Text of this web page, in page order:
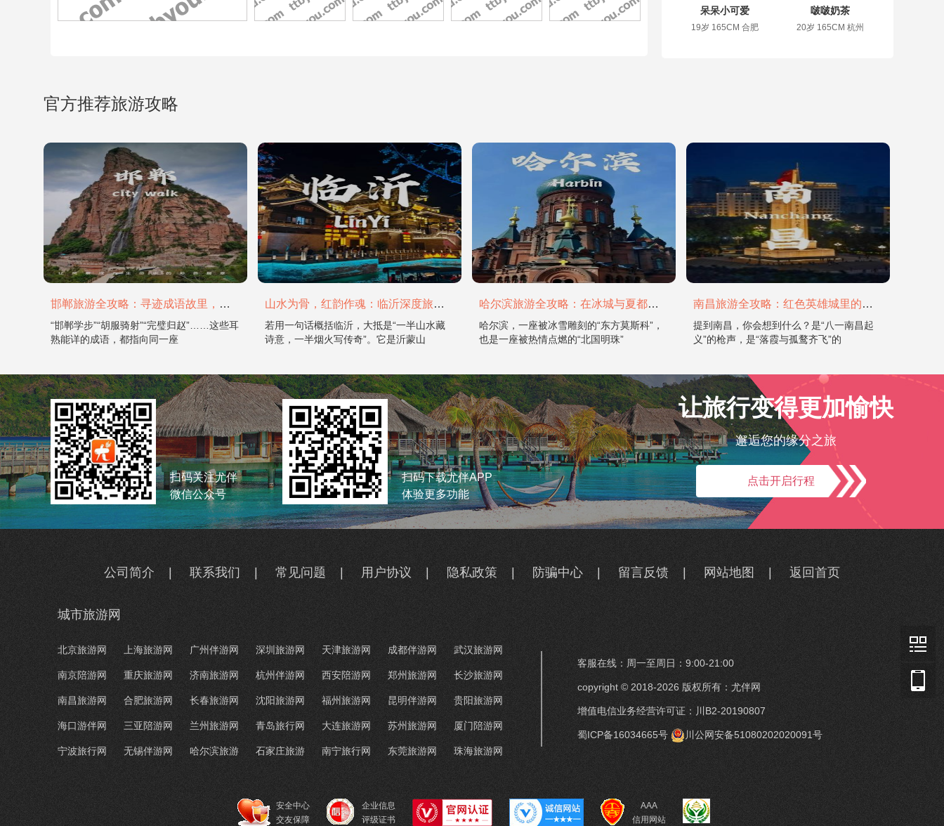
呆呆小可爱
19岁 165CM 合肥
啵啵奶茶
20岁 165CM 杭州
官方推荐旅游攻略
邯郸旅游全攻略：寻迹成语故里，邂逅太行古韵
“邯郸学步”“胡服骑射”“完璧归赵”……这些耳
熟能详的成语，都指向同一座
山水为骨，红韵作魂：临沂深度旅游攻略
若用一句话概括临沂，大抵是“一半山水藏
诗意，一半烟火写传奇”。它是沂蒙山
哈尔滨旅游全攻略：在冰城与夏都，邂逅欧陆童话与中国浪漫
哈尔滨，一座被冰雪雕刻的“东方莫斯科”，
也是一座被热情点燃的“北国明珠”
南昌旅游全攻略：红色英雄城里的烟火与山水
提到南昌，你会想到什么？是“八一南昌起
义”的枪声，是“落霞与孤鹜齐飞”的
扫码关注尤伴
微信公众号
扫码下载尤伴APP
体验更多功能
让旅行变得更加愉快
邂逅您的缘分之旅
点击开启行程
公司简介 联系我们 常见问题 用户协议 隐私政策 防骗中心 留言反馈 网站地图 返回首页
城市旅游网
北京旅游网 上海旅游网 广州伴游网 深圳旅游网 天津旅游网 成都伴游网 武汉旅游网
南京陪游网 重庆旅游网 济南旅游网 杭州伴游网 西安陪游网 郑州旅游网 长沙旅游网
南昌旅游网 合肥旅游网 长春旅游网 沈阳旅游网 福州旅游网 昆明伴游网 贵阳旅游网
海口游伴网 三亚陪游网 兰州旅游网 青岛旅行网 大连旅游网 苏州旅游网 厦门陪游网
宁波旅行网 无锡伴游网 哈尔滨旅游 石家庄旅游 南宁旅行网 东莞旅游网 珠海旅游网
客服在线：周一至周日：9:00-21:00
copyright © 2018-2026 版权所有：尤伴网
增值电信业务经营许可证：川B2-20190807
蜀ICP备16034665号 川公网安备51080202020091号
安全中心
交友保障
企业信息
评级证书
AAA
信用网站